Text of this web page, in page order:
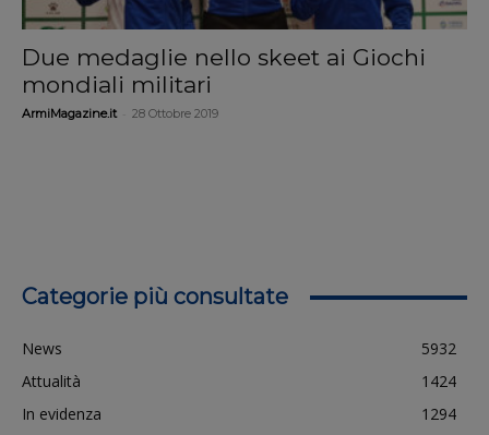
Due medaglie nello skeet ai Giochi
mondiali militari
ArmiMagazine.it 28 Ottobre 2019
Categorie più consultate
News
5932
Attualità
1424
In evidenza
1294